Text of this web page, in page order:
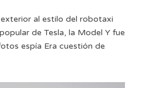
al estilo del robotaxi
de Tesla, la Model Y fue
espía Era cuestión de